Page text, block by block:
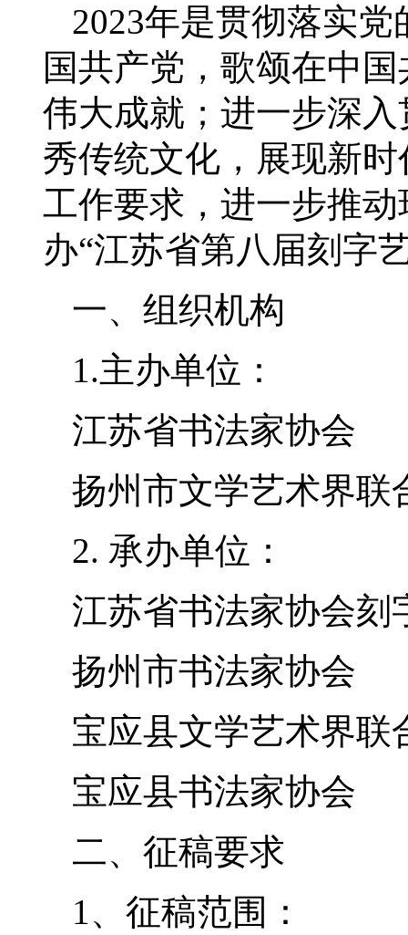
2023年是贯彻落实
国共产党，歌颂在中
伟大成就；进一步深
秀传统文化，展现新
工作要求，进一步推
办“江苏省第八届刻字
一、组织机构
1.主办单位：
江苏省书法家协会
扬州市文学艺术界联
2. 承办单位：
江苏省书法家协会刻
扬州市书法家协会
宝应县文学艺术界联
宝应县书法家协会
二、征稿要求
1、征稿范围：